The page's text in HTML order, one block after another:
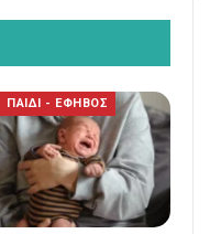
ΠΑΙΔΙ - ΕΦΗΒΟΣ